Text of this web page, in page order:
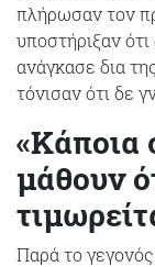
πλήρωσαν τον
υποστήριξαν
ανάγκασε δια
τόνισαν ότι δε
«Κάποια
μάθουν
Παρά το